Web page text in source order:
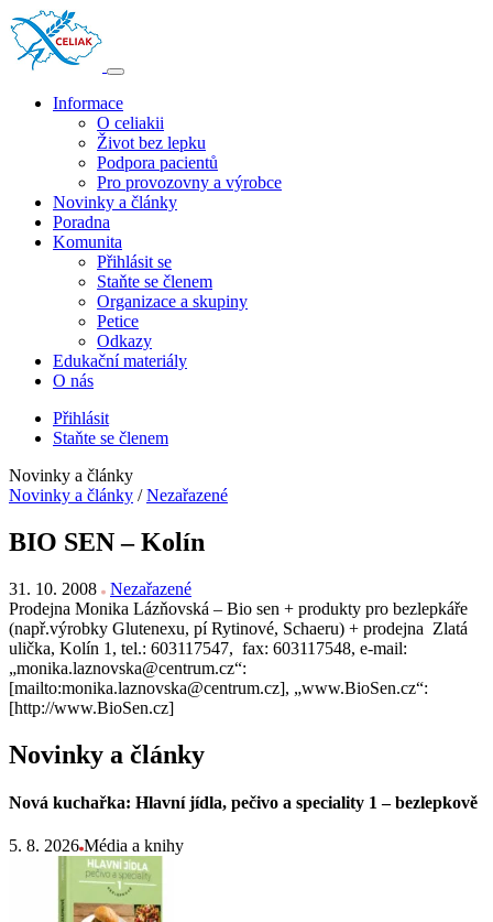
Informace
O celiakii
Život bez lepku
Podpora pacientů
Pro provozovny a výrobce
Novinky a články
Poradna
Komunita
Přihlásit se
Staňte se členem
Organizace a skupiny
Petice
Odkazy
Edukační materiály
O nás
Přihlásit
Staňte se členem
Novinky a články
Novinky a články / Nezařazené
BIO SEN – Kolín
31. 10. 2008
Nezařazené
Prodejna Monika Lázňovská – Bio sen + produkty pro bezlepkáře
(např.výrobky Glutenexu, pí Rytinové, Schaeru) + prodejna Zlatá
ulička, Kolín 1, tel.: 603117547, fax: 603117548, e-mail:
„monika.laznovska@centrum.cz“:
[mailto:monika.laznovska@centrum.cz], „www.BioSen.cz“:
[http://www.BioSen.cz]
Novinky a články
Nová kuchařka: Hlavní jídla, pečivo a speciality 1 – bezlepkově
5. 8. 2026 Média a knihy